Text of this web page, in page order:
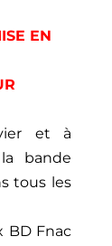
EN
et à
bande
tous les
BD Fnac